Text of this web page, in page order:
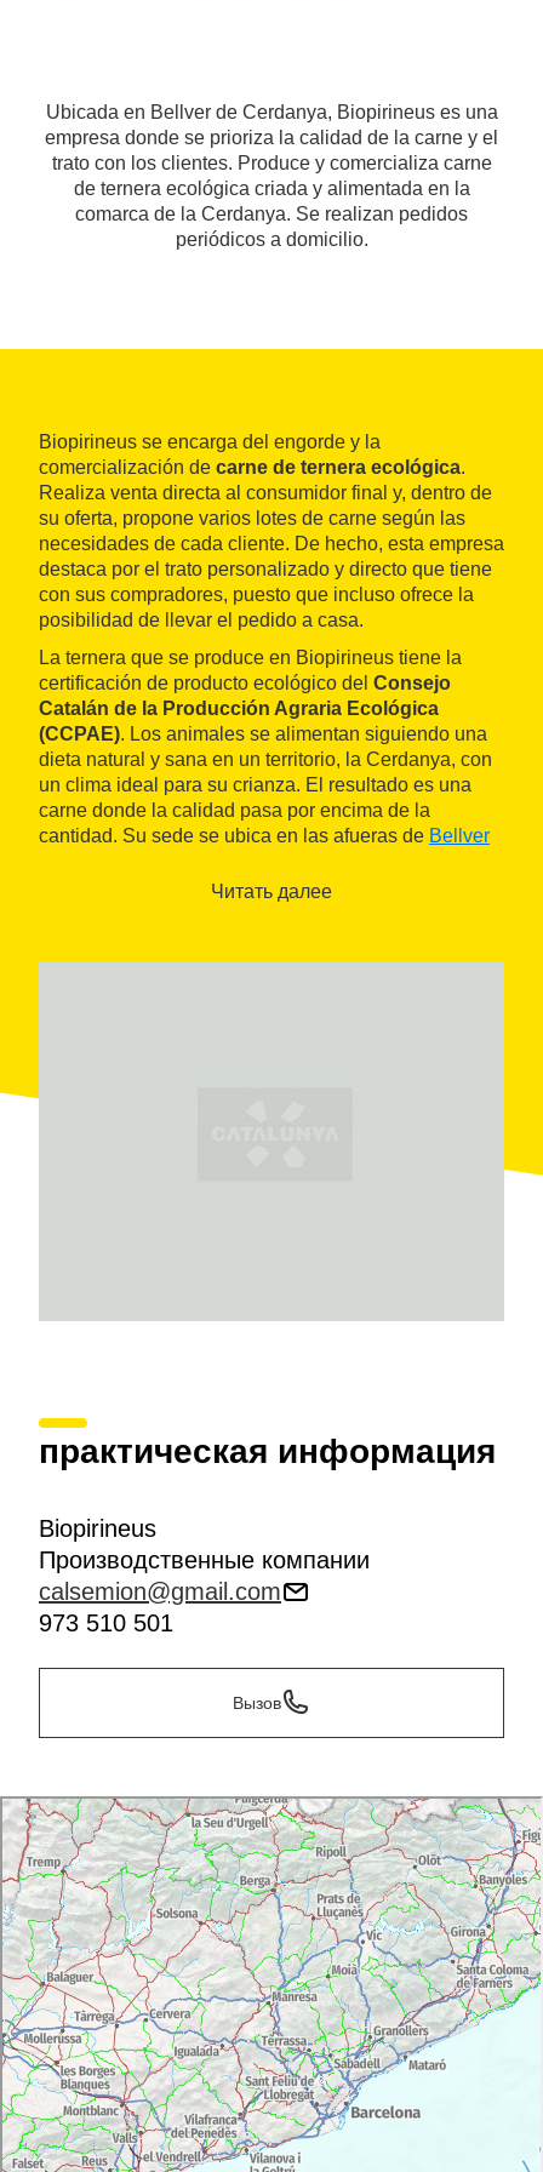
Ubicada en Bellver de Cerdanya, Biopirineus es una
empresa donde se prioriza la calidad de la carne y el
trato con los clientes. Produce y comercializa carne
de ternera ecológica criada y alimentada en la
comarca de la Cerdanya. Se realizan pedidos
periódicos a domicilio.
Biopirineus se encarga del engorde y la
comercialización de carne de ternera ecológica.
Realiza venta directa al consumidor final y, dentro de
su oferta, propone varios lotes de carne según las
necesidades de cada cliente. De hecho, esta empresa
destaca por el trato personalizado y directo que tiene
con sus compradores, puesto que incluso ofrece la
posibilidad de llevar el pedido a casa.
La ternera que se produce en Biopirineus tiene la
certificación de producto ecológico del Consejo
Catalán de la Producción Agraria Ecológica
(CCPAE). Los animales se alimentan siguiendo una
dieta natural y sana en un territorio, la Cerdanya, con
un clima ideal para su crianza. El resultado es una
carne donde la calidad pasa por encima de la
cantidad. Su sede se ubica en las afueras de Bellver
Читать далее
практическая информация
Biopirineus
Производственные компании
calsemion@gmail.com
973 510 501
Вызов